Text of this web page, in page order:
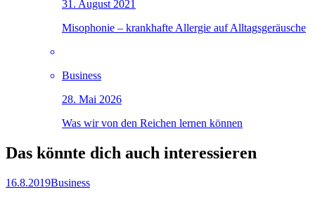
31. August 2021
Misophonie – krankhafte Allergie auf Alltagsgeräusche
Business
28. Mai 2026
Was wir von den Reichen lernen können
Das könnte dich auch interessieren
16.8.2019Business